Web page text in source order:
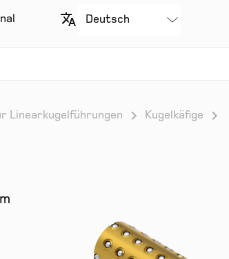
Linearkugelführungen Kugelkäfige